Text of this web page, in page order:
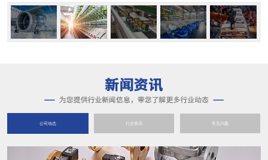
公司动态 行业资讯 常见问题